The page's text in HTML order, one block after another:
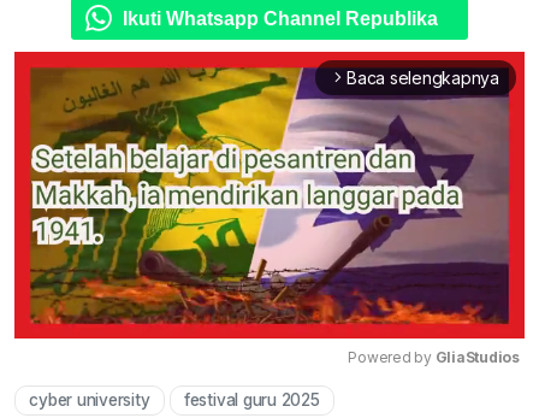
Ikuti Whatsapp Channel Republika
arrow_forward_ios Baca selengkapnya
Powered by GliaStudios
cyber university festival guru 2025